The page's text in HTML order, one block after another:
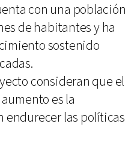
con una población
de habitantes y ha
sostenido
consideran que el
es la
endurecer las políticas